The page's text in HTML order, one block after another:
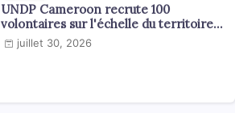
UNDP Cameroon recrute 100
volontaires sur l'échelle du territoire
national
juillet 30, 2026